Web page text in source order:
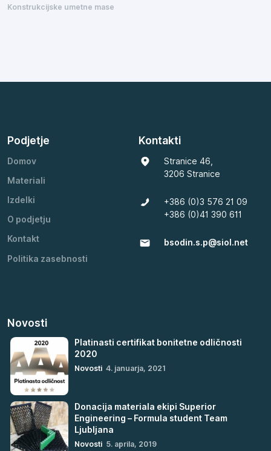
Konstrukcijske umetne mase
Podjetje
Domov
Materiali
Izdelki
O podjetju
Kontakt
Politika zasebnosti
Kontakti
Stranice 46,
3206 Stranice
+386 (0)3 576 21 09
+386 (0)41 390 611
bsodin.s.p@siol.net
Novosti
Platinasti certifikat bonitetne odličnosti
2020
Novosti 4. januarja, 2021
Donacija materiala ekipi Superior
Engineering – Formula student Team
Ljubljana
Novosti 5. aprila, 2019